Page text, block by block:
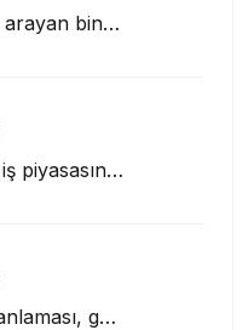
Silivri’de iş arayan binlerce kişi arasında öne çıkmak için ilk adım, profesyone...
Silivri'deki iş piyasasını yakından tanıyın, doğru iş ilanlarına ulaşmanın yolla...
Kariyer planlaması, günümüzün rekabetçi iş dünyasında başarıya ulaşmak için atıl...